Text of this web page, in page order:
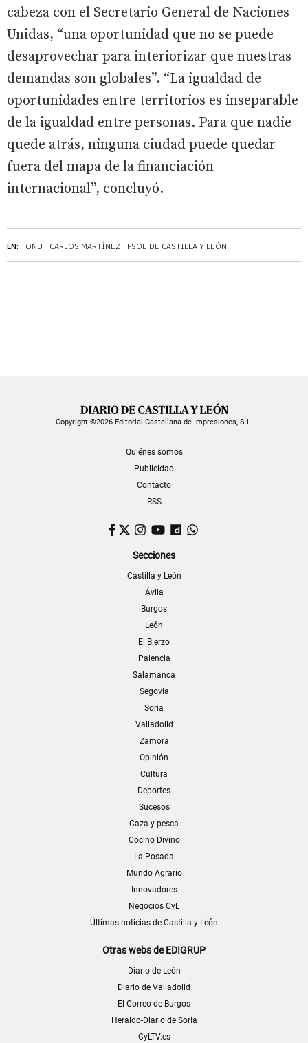
EN: ONU CARLOS MARTÍNEZ PSOE DE CASTILLA Y LEÓN
cabeza con el Secretario General de Naciones
Unidas, “una oportunidad que no se puede
desaprovechar para interiorizar que nuestras
demandas son globales”. “La igualdad de
oportunidades entre territorios es inseparable
de la igualdad entre personas. Para que nadie
quede atrás, ninguna ciudad puede quedar
fuera del mapa de la financiación
internacional”, concluyó.
Copyright ©2026 Editorial Castellana de Impresiones, S.L.
Quiénes somos
Publicidad
Contacto
RSS
Facebook
TwitterInstagram
YouTubeDailymotion
Secciones
Castilla y León
Ávila
Burgos
León
El Bierzo
Palencia
Salamanca
Segovia
Soria
Valladolid
Zamora
Opinión
Cultura
Deportes
Sucesos
Caza y pesca
Cocino Divino
La Posada
Mundo Agrario
Innovadores
Negocios CyL
Últimas noticias de Castilla y León
Otras webs de EDIGRUP
Diario de León
Diario de Valladolid
El Correo de Burgos
Heraldo-Diario de Soria
CyLTV.es